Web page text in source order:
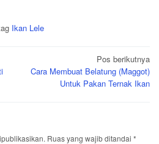
Ikan Lele
Pos berikutnya
Cara Membuat Belatung (Maggot)
Untuk Pakan Ternak Ikan
Ruas yang wajib ditandai *